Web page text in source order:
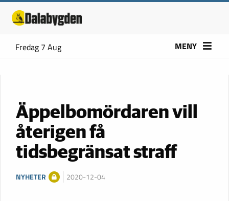
Fredag 7 Aug MENY
Äppelbomördaren vill
återigen få
tidsbegränsat straff
NYHETER 2020-12-04